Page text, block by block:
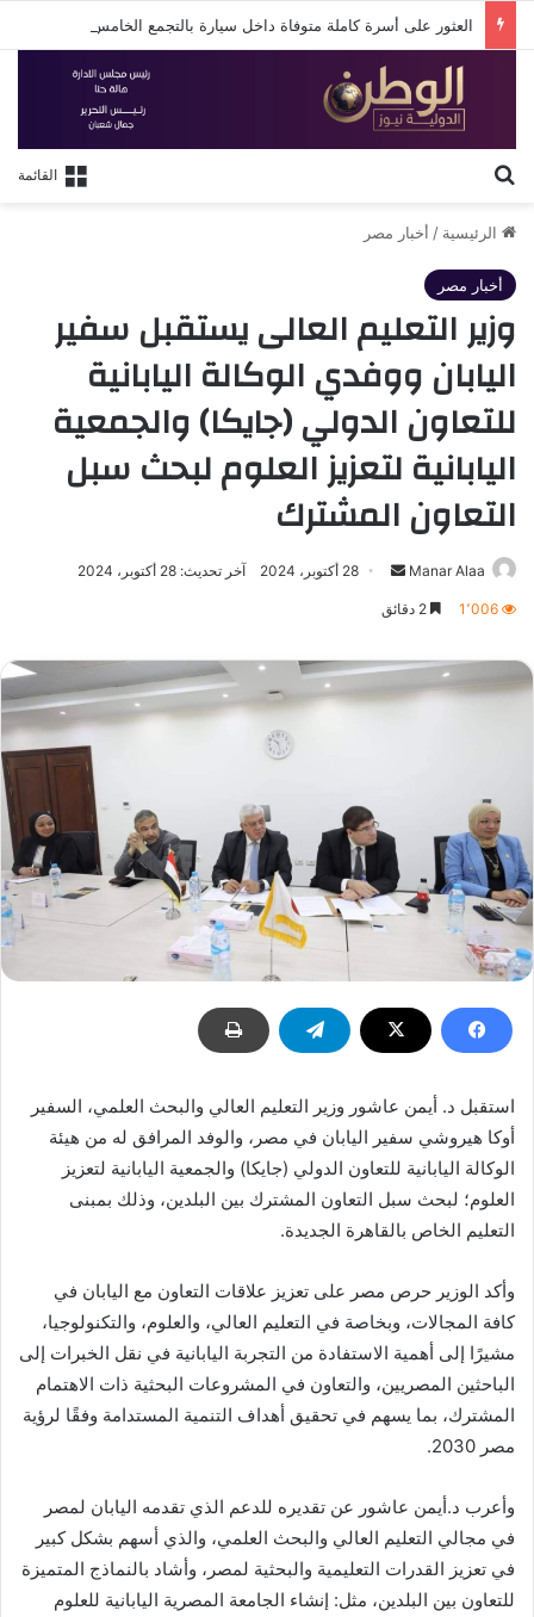
العثور على أسرة كاملة متوفاة داخل سيارة بالتجمع الخامس
القائمة
الرئيسية / أخبار مصر
أخبار مصر
وزير التعليم العالى يستقبل سفير
اليابان ووفدي الوكالة اليابانية
للتعاون الدولي (جايكا) والجمعية
اليابانية لتعزيز العلوم لبحث سبل
التعاون المشترك
Manar Alaa
أرسل 28 أكتوبر، 2024 آخر تحديث: 28 أكتوبر، 2024
1٬006
استقبل د. أيمن عاشور وزير التعليم العالي والبحث العلمي، السفير
أوكا هيروشي سفير اليابان في مصر، والوفد المرافق له من هيئة
الوكالة اليابانية للتعاون الدولي (جايكا) والجمعية اليابانية لتعزيز
العلوم؛ لبحث سبل التعاون المشترك بين البلدين، وذلك بمبنى
التعليم الخاص بالقاهرة الجديدة.
وأكد الوزير حرص مصر على تعزيز علاقات التعاون مع اليابان في
كافة المجالات، وبخاصة في التعليم العالي، والعلوم، والتكنولوجيا،
مشيرًا إلى أهمية الاستفادة من التجربة اليابانية في نقل الخبرات إلى
الباحثين المصريين، والتعاون في المشروعات البحثية ذات الاهتمام
المشترك، بما يسهم في تحقيق أهداف التنمية المستدامة وفقًا لرؤية
مصر 2030.
وأعرب د.أيمن عاشور عن تقديره للدعم الذي تقدمه اليابان لمصر
في مجالي التعليم العالي والبحث العلمي، والذي أسهم بشكل كبير
في تعزيز القدرات التعليمية والبحثية لمصر، وأشاد بالنماذج المتميزة
للتعاون بين البلدين، مثل: إنشاء الجامعة المصرية اليابانية للعلوم